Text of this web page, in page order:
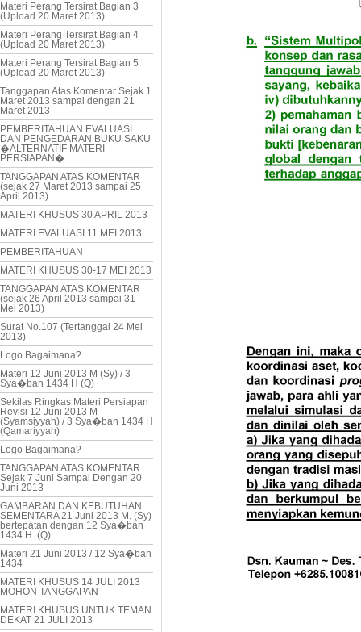
Materi Perang Tersirat Bagian 3
(Upload 20 Maret 2013)
Materi Perang Tersirat Bagian 4
(Upload 20 Maret 2013)
Materi Perang Tersirat Bagian 5
(Upload 20 Maret 2013)
Tanggapan Atas Komentar Sejak 1
Maret 2013 sampai dengan 21
Maret 2013
PEMBERITAHUAN EVALUASI
DAN PENGEDARAN BUKU SAKU
�ALTERNATIF MATERI
PERSIAPAN�
TANGGAPAN ATAS KOMENTAR
(sejak 27 Maret 2013 sampai 25
April 2013)
MATERI KHUSUS 30 APRIL 2013
MATERI EVALUASI 11 MEI 2013
PEMBERITAHUAN
MATERI KHUSUS 30-17 MEI 2013
TANGGAPAN ATAS KOMENTAR
(sejak 26 April 2013 sampai 31
Mei 2013)
Surat No.107 (Tertanggal 24 Mei
2013)
Logo Bagaimana?
Materi 12 Juni 2013 M (Sy) / 3
Sya�ban 1434 H (Q)
Sekilas Ringkas Materi Persiapan
Revisi 12 Juni 2013 M
(Syamsiyyah) / 3 Sya�ban 1434 H
(Qamariyyah)
Logo Bagaimana?
TANGGAPAN ATAS KOMENTAR
Sejak 7 Juni Sampai Dengan 20
Juni 2013
GAMBARAN DAN KEBUTUHAN
SEMENTARA 21 Juni 2013 M. (Sy)
bertepatan dengan 12 Sya�ban
1434 H. (Q)
Materi 21 Juni 2013 / 12 Sya�ban
1434
MATERI KHUSUS 14 JULI 2013
MOHON TANGGAPAN
MATERI KHUSUS UNTUK TEMAN
DEKAT 21 JULI 2013